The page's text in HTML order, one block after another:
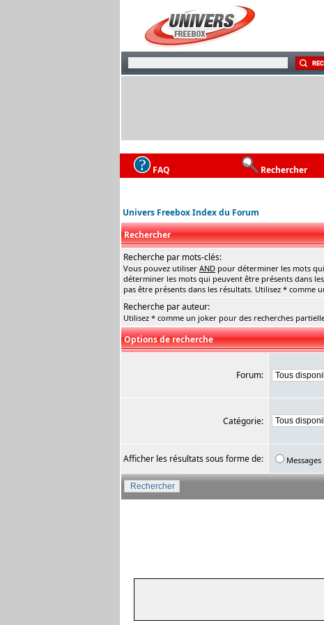
FAQ Rechercher
Univers Freebox Index du Forum
Rechercher
Recherche par mots-clés:
Vous pouvez utiliser AND pour déterminer les mots
déterminer les mots qui peuvent être présents dans
pas être présents dans les résultats. Utilisez * comme
Recherche par auteur:
Utilisez * comme un joker pour des recherches
Options de recherche
Forum:
Catégorie:
Afficher les résultats sous forme de: Messages